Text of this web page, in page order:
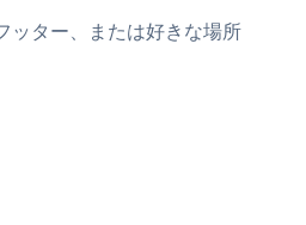
ター、または好きな場所